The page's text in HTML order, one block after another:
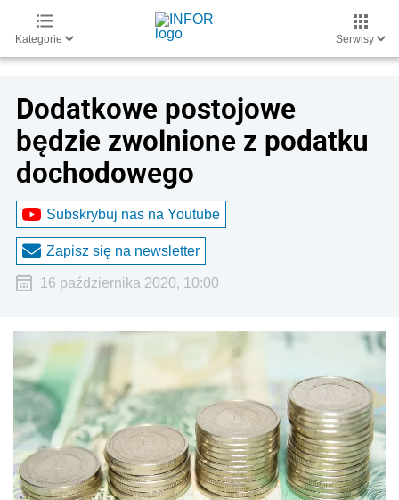
Kategorie Serwisy
Dodatkowe postojowe
będzie zwolnione z podatku
dochodowego
Subskrybuj nas na Youtube
Zapisz się na newsletter
16 października 2020, 10:00